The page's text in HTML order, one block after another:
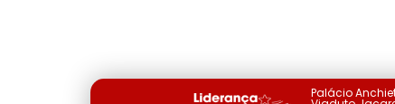
Palácio